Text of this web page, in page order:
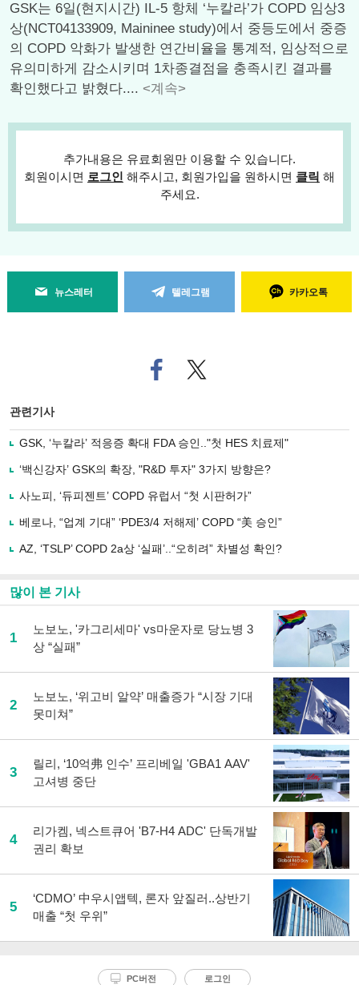
GSK는 6일(현지시간) IL-5 항체 ‘누칼라’가 COPD 임상3
상(NCT04133909, Maininee study)에서 중등도에서 중증
의 COPD 악화가 발생한 연간비율을 통계적, 임상적으로
유의미하게 감소시키며 1차종결점을 충족시킨 결과를
확인했다고 밝혔다.... <계속>
추가내용은 유료회원만 이용할 수 있습니다.
회원이시면 로그인 해주시고, 회원가입을 원하시면 클릭 해
주세요.
뉴스레터 텔레그램 카카오톡
페
이
로
사
유
기
트위
터로
관련기사
GSK, ‘누칼라’ 적응증 확대 FDA 승인.."첫 HES 치료제"
‘백신강자’ GSK의 확장, "R&D 투자" 3가지 방향은?
사노피, ‘듀피젠트’ COPD 유럽서 “첫 시판허가”
베로나, “업계 기대” ‘PDE3/4 저해제’ COPD “美 승인”
AZ, ‘TSLP’ COPD 2a상 ‘실패’..“오히려” 차별성 확인?
많이 본 기사
1
노보노, '카그리세마' vs마운자로 당뇨병 3
상 “실패”
2
노보노, ‘위고비 알약’ 매출증가 “시장 기대
못미쳐”
3
릴리, ‘10억弗 인수’ 프리베일 'GBA1 AAV'
고셔병 중단
4
리가켐, 넥스트큐어 'B7-H4 ADC' 단독개발
권리 확보
5
‘CDMO’ 中우시앱텍, 론자 앞질러..상반기
매출 “첫 우위”
PC버전 로그인